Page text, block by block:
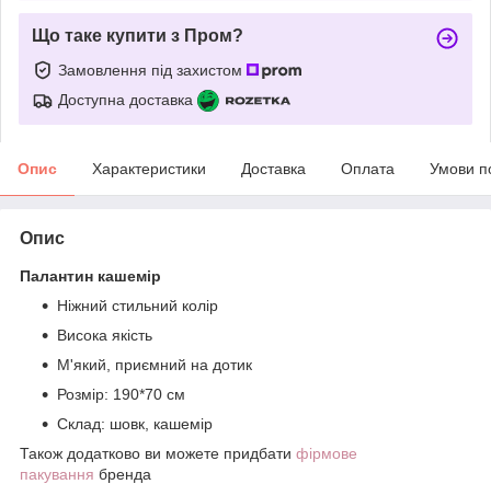
Що таке купити з Пром?
Замовлення під захистом
Доступна доставка
Опис Характеристики Доставка Оплата Умови
Опис
Палантин кашемір
Ніжний стильний колір
Висока якість
М'який, приємний на дотик
Розмір: 190*70 см
Склад: шовк, кашемір
Також додатково ви можете придбати фірмове
пакування бренда